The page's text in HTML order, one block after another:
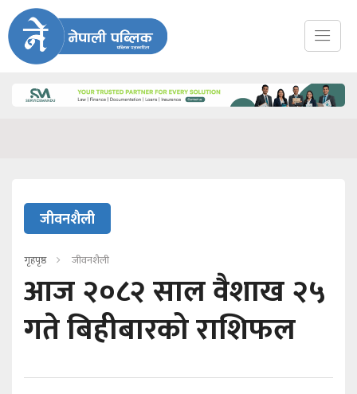
जीवनशैली
गृहपृष्ठ जीवनशैली
आज २०८२ साल वैशाख २५
गते बिहीबारको राशिफल